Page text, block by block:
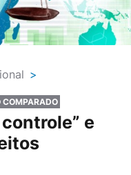
>
>
COMPARADO
e